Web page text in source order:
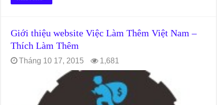
Giới thiệu website Việc Làm Thêm Việt Nam –
Thích Làm Thêm
Tháng 10 17, 2015 1,681